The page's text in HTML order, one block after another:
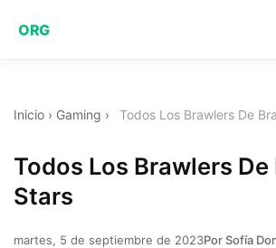
ORG
Inicio › Gaming › Todos Los Brawlers De
Todos Los Brawlers De
Stars
martes, 5 de septiembre de 2023Por Sofía